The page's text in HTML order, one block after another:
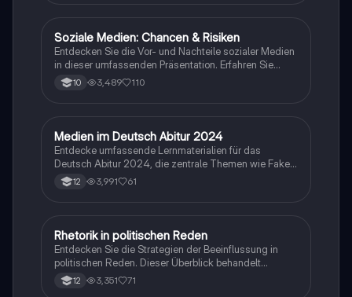
Ideal für Schüler, die sich auf das Abitur im Fach
Deutsch vorbereiten. Themen: Mediengeschichte,
Medienkritik, Kommunikationsmodelle, und die
Bedeutung von Massenmedien.
Deutsch
Soziale Medien: Chancen & Risiken
Entdecken Sie die Vor- und Nachteile sozialer Medien
in dieser umfassenden Präsentation. Erfahren Sie
mehr über die Entwicklung, Arten, Gefahren wie
Cybermobbing und Identitätsdiebstahl sowie die
Medienkompetenz. Quellen und weiterführende Links
sind enthalten.
10 3,489 110
Deutsch
Medien im Deutsch Abitur 2024
Entdecke umfassende Lernmaterialien für das
Deutsch Abitur 2024, die zentrale Themen wie Fake
News, gendergerechte Sprache, Medientheorien und
die Analyse von Bühneninszenierungen abdecken.
Zusammenfassung.
12 3,991 61
Deutsch
Rhetorik in politischen Reden
Entdecken Sie die Strategien der Beeinflussung in
politischen Reden. Dieser Überblick behandelt
rhetorische Mittel, Argumenttypen, politische Lexik
und die Rolle von Medien in der politischen
12 3,351 71